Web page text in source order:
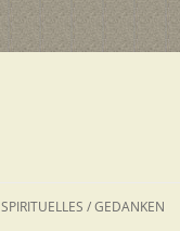
SPIRITUELLES / GEDANKEN